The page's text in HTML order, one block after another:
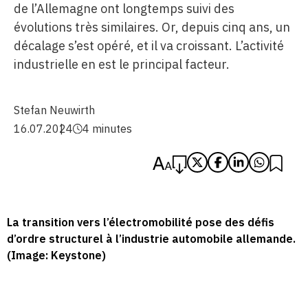
de l’Allemagne ont longtemps suivi des
évolutions très similaires. Or, depuis cinq ans, un
décalage s’est opéré, et il va croissant. L’activité
industrielle en est le principal facteur.
Stefan Neuwirth
16.07.2024
4 minutes
La transition vers l’électromobilité pose des défis
d’ordre structurel à l’industrie automobile allemande.
(Image: Keystone)